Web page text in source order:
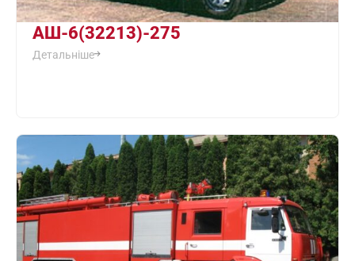
АШ-6(32213)-275
Детальніше